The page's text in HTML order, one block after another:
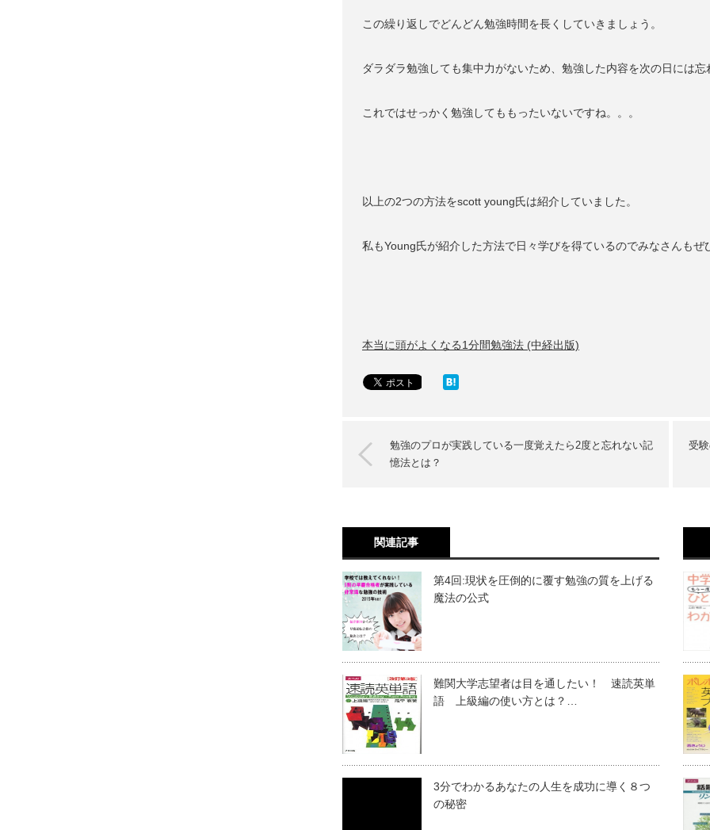
この繰り返しでどんどん勉強時間を長くしていきましょう。
ダラダラ勉強しても集中力がないため、勉強した内容を次の日には
これではせっかく勉強してももったいないですね。。。
以上の2つの方法をscott young氏は紹介していました。
私もYoung氏が紹介した方法で日々学びを得ているのでみなさんもぜ
本当に頭がよくなる1分間勉強法 (中経出版)
勉強のプロが実践している一度覚えたら2度と忘れない記
憶法とは？
受
関連記事
第4回:現状を圧倒的に覆す勉強の質を上げる
魔法の公式
難関大学志望者は目を通したい！ 速読英単
語 上級編の使い方とは？…
3分でわかるあなたの人生を成功に導く８つ
の秘密